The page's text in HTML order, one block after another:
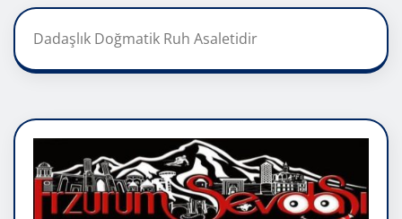
Dadaşlık Doğmatik Ruh Asaletidir